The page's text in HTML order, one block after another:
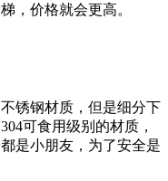
，价格就会更高。
锈钢材质，但是细分下
304可食用级别的材质，
是小朋友，为了安全是